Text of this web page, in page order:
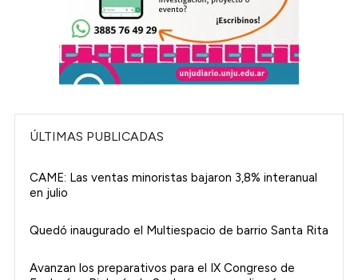
ÚLTIMAS PUBLICADAS
CAME: Las ventas minoristas bajaron 3,8% interanual
en julio
Quedó inaugurado el Multiespacio de barrio Santa Rita
Avanzan los preparativos para el IX Congreso de